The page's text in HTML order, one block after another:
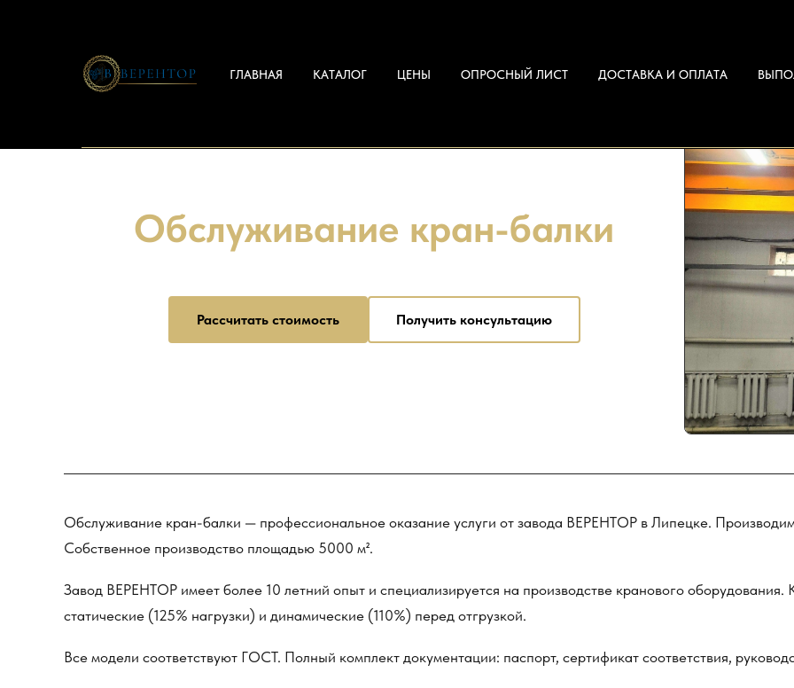
ГЛАВНАЯ КАТАЛОГ ЦЕНЫ ОПРОСНЫЙ ЛИСТ ДОСТАВКА И ОПЛАТА
Обслуживание кран-балки
Рассчитать стоимость Получить консультацию
Обслуживание кран-балки — профессиональное оказание услуги от завода ВЕРЕНТОР в Липецке.
Собственное производство площадью 5000 м².
Завод ВЕРЕНТОР имеет более 10 летний опыт и специализируется на производстве кранового оборудования.
статические (125% нагрузки) и динамические (110%) перед отгрузкой.
Все модели соответствуют ГОСТ. Полный комплект документации: паспорт, сертификат соответствия,